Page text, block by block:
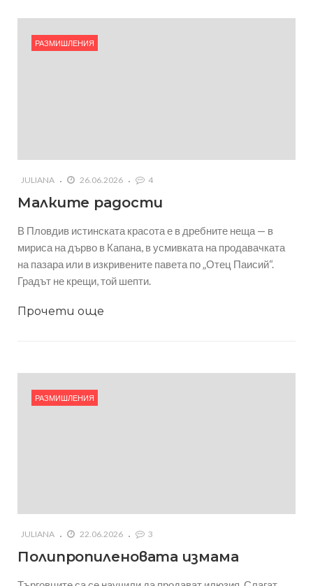
РАЗМИШЛЕНИЯ
JULIANA 26.06.2026 4
Малките радости
В Пловдив истинската красота е в дребните неща — в
мириса на дърво в Капана, в усмивката на продавачката
на пазара или в изкривените павета по „Отец Паисий“.
Градът не крещи, той шепти.
Прочети още
РАЗМИШЛЕНИЯ
JULIANA 22.06.2026 3
Полипропиленовата измама